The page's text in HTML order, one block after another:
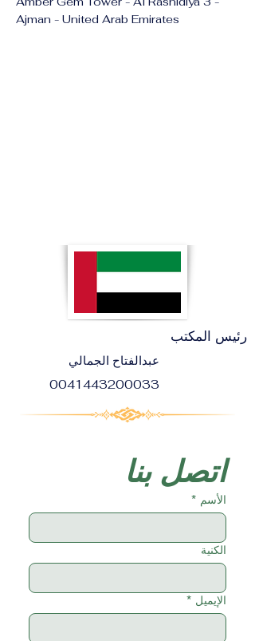
Ajman - United Arab Emirates
رئيس المكتب
عبدالفتاح الجمالي
0041443200033
اتصل بنا
الأسم *
الكنية
الإيميل *